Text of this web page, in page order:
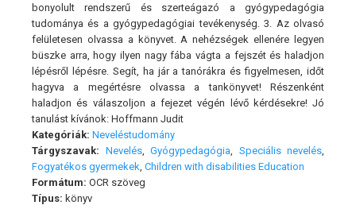
bonyolult rendszerű és szerteágazó a gyógypedagógia
tudománya és a gyógypedagógiai tevékenység. 3. Az olvasó
felületesen olvassa a könyvet. A nehézségek ellenére legyen
büszke arra, hogy ilyen nagy fába vágta a fejszét és haladjon
lépésről lépésre. Segít, ha jár a tanórákra és figyelmesen, időt
hagyva a megértésre olvassa a tankönyvet! Részenként
haladjon és válaszoljon a fejezet végén lévő kérdésekre! Jó
tanulást kívánok: Hoffmann Judit
Kategóriák: Neveléstudomány
Tárgyszavak: Nevelés, Gyógypedagógia Speciális nevelés
Fogyatékos gyermekek Children with disabilities Education
Formátum: OCR szöveg
Típus: könyv